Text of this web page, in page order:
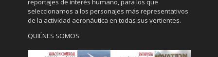
reportajes de interés humano, para los que
seleccionamos a los personajes más representativos
de la actividad aeronáutica en todas sus vertientes.
QUIÉNES SOMOS